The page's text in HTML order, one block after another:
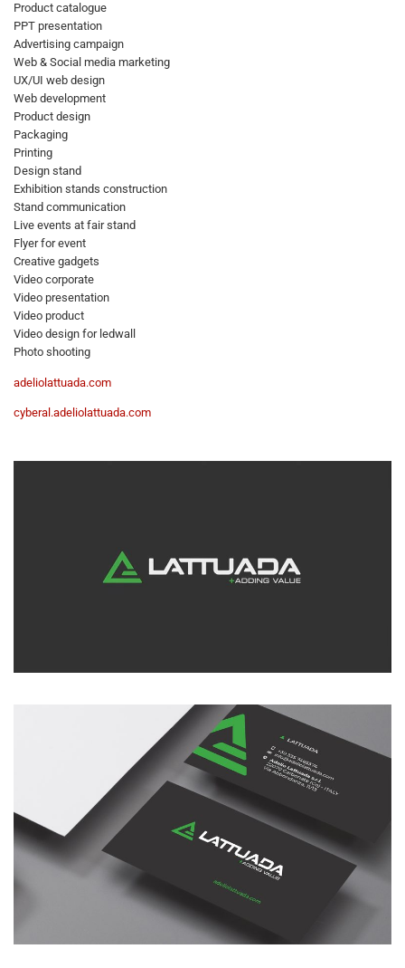
Product catalogue
PPT presentation
Advertising campaign
Web & Social media marketing
UX/UI web design
Web development
Product design
Packaging
Printing
Design stand
Exhibition stands construction
Stand communication
Live events at fair stand
Flyer for event
Creative gadgets
Video corporate
Video presentation
Video product
Video design for ledwall
Photo shooting
adeliolattuada.com
cyberal.adeliolattuada.com